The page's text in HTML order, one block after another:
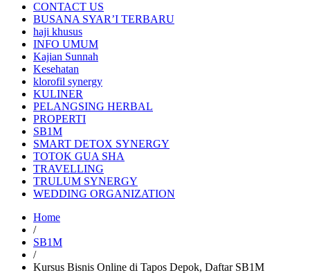
CONTACT US
BUSANA SYAR’I TERBARU
haji khusus
INFO UMUM
Kajian Sunnah
Kesehatan
klorofil synergy
KULINER
PELANGSING HERBAL
PROPERTI
SB1M
SMART DETOX SYNERGY
TOTOK GUA SHA
TRAVELLING
TRULUM SYNERGY
WEDDING ORGANIZATION
Home
/
SB1M
/
Kursus Bisnis Online di Tapos Depok, Daftar SB1M